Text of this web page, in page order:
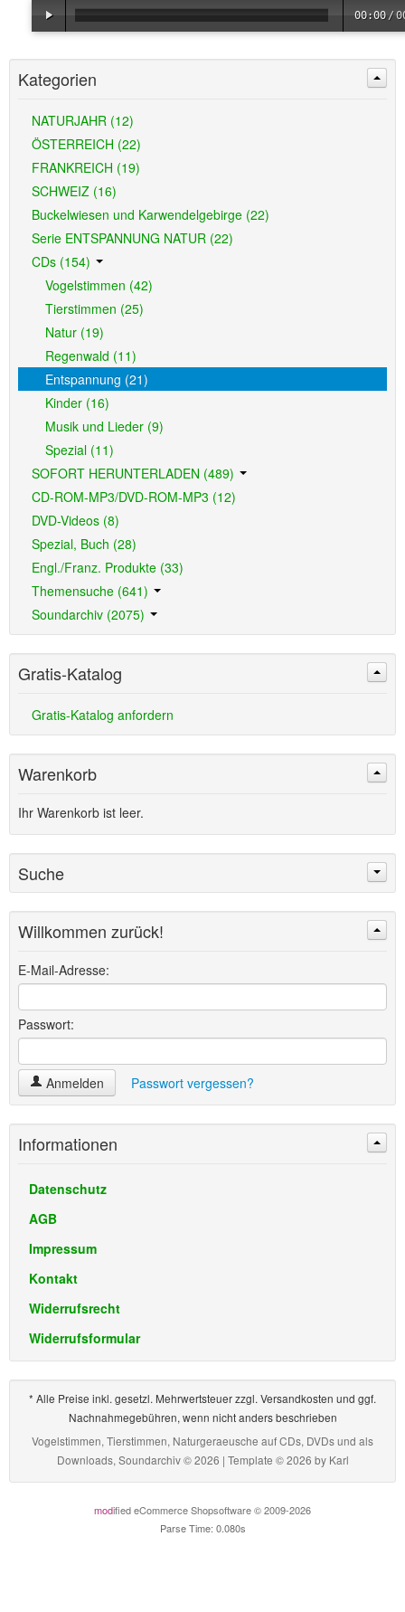
00:00 /
Kategorien
NATURJAHR (12)
ÖSTERREICH (22)
FRANKREICH (19)
SCHWEIZ (16)
Buckelwiesen und Karwendelgebirge (22)
Serie ENTSPANNUNG NATUR (22)
CDs (154)
Vogelstimmen (42)
Tierstimmen (25)
Natur (19)
Regenwald (11)
Entspannung (21)
Kinder (16)
Musik und Lieder (9)
Spezial (11)
SOFORT HERUNTERLADEN (489)
CD-ROM-MP3/DVD-ROM-MP3 (12)
DVD-Videos (8)
Spezial, Buch (28)
Engl./Franz. Produkte (33)
Themensuche (641)
Soundarchiv (2075)
Gratis-Katalog
Gratis-Katalog anfordern
Warenkorb
Ihr Warenkorb ist leer.
Suche
Willkommen zurück!
E-Mail-Adresse:
Passwort:
Anmelden Passwort vergessen?
Informationen
Datenschutz
AGB
Impressum
Kontakt
Widerrufsrecht
Widerrufsformular
* Alle Preise inkl. gesetzl. Mehrwertsteuer zzgl. Versandkosten und ggf.
Nachnahmegebühren, wenn nicht anders beschrieben
Vogelstimmen, Tierstimmen, Naturgeraeusche auf CDs, DVDs und als
Downloads, Soundarchiv © 2026 | Template © 2026 by Karl
modified eCommerce Shopsoftware © 2009-2026
Parse Time: 0.080s